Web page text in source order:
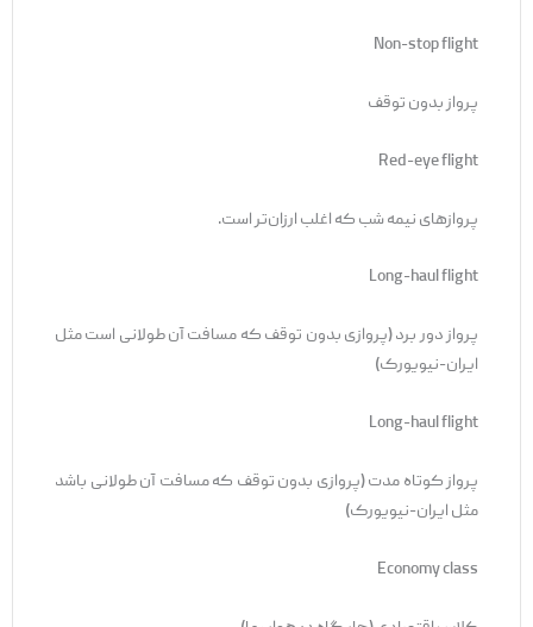
Non-stop flight
پرواز بدون توقف
Red-eye flight
پروازهای نیمه شب که اغلب ارزان‌تر است.
Long-haul flight
پرواز دور برد (پروازی بدون توقف که مسافت آن طولانی است مثل
ایران-نیویورک)
Long-haul flight
پرواز کوتاه مدت (پروازی بدون توقف که مسافت آن طولانی باشد
مثل ایران-نیویورک)
Economy class